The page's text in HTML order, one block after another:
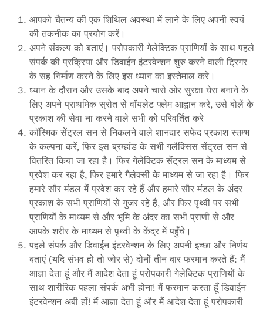
आपको चैतन्य की एक शिथिल अवस्था में लाने के लिए अपनी स्वयं
की तकनीक का प्रयोग करें।
अपने संकल्प को बताएं। परोपकारी गेलेक्टिक प्राणियों के साथ पहले
संपर्क की प्रक्रिया और डिवाईन इंटरवेन्शन शुरु करने वाली ट्रिगर
के सह निर्माण करने के लिए इस ध्यान का इस्तेमाल करे।
ध्यान के दौरान और उसके बाद अपने चारो ओर सुरक्षा घेरा बनाने के
लिए अपने प्राथमिक स्रोत से वॉयलेट फ्लेम आह्वान करे, उसे बोलें के
प्रकाश की सेवा ना करने वाले सभी को परिवर्तित करे
कॉस्मिक सेंट्रल सन से निकलने वाले शानदार सफेद प्रकाश स्तम्भ
के कल्पना करें, फिर इस ब्रम्हांड के सभी गलैक्सिस सेंट्रल सन से
वितरित किया जा रहा है। फिर गेलेक्टिक सेंट्रल सन के माध्यम से
प्रवेश कर रहा है, फिर हमारे गैलेक्सी के माध्यम से जा रहा है। फिर
हमारे सौर मंडल में प्रवेश कर रहे हैं और हमारे सौर मंडल के अंदर
प्रकाश के सभी प्राणियों से गुजर रहे हैं, और फिर पृथ्वी पर सभी
प्राणियों के माध्यम से और भूमि के अंदर का सभी प्राणी से और
आपके शरीर के माध्यम से पृथ्वी के केंद्र में पहुँचे।
पहले संपर्क और डिवाईन इंटरवेन्शन के लिए अपनी इच्छा और निर्णय
बताएं (यदि संभव हो तो जोर से) दोनों तीन बार फरमान करते हैं: मैं
आज्ञा देता हूं और मैं आदेश देता हूं परोपकारी गेलेक्टिक प्राणियों के
साथ शारीरिक पहला संपर्क अभी होना! मैं फरमान करता हूँ डिवाईन
इंटरवेन्शन अबी हों! मैं आज्ञा देता हूं और मैं आदेश देता हूं परोपकारी